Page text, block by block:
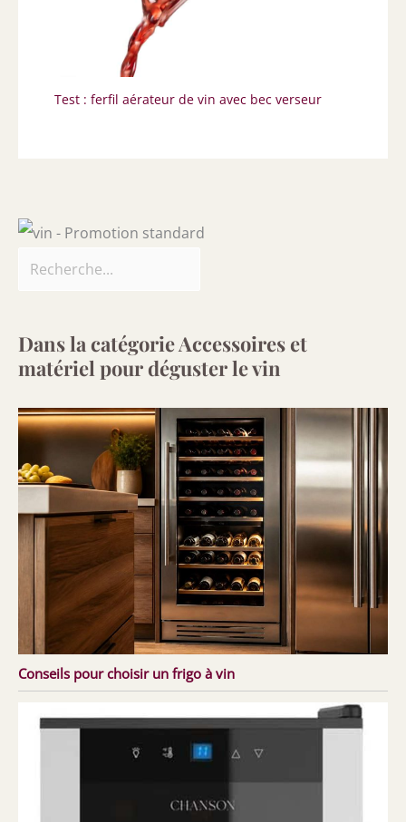
Test : ferfil aérateur de vin avec bec verseur
Dans la catégorie Accessoires et
matériel pour déguster le vin
Conseils pour choisir un frigo à vin